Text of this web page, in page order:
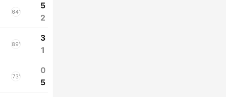
64'
5
2
89'
3
1
73'
0
5